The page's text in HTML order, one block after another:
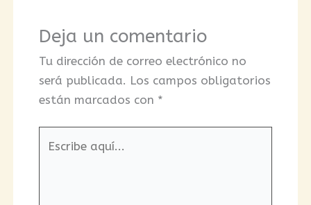
Deja un comentario
Tu dirección de correo electrónico no
será publicada. Los campos obligatorios
están marcados con *